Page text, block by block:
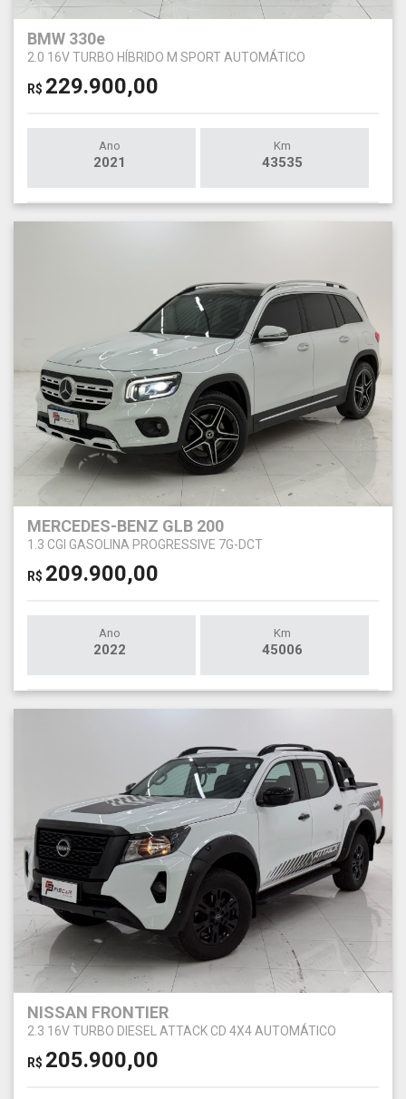
BMW 330e
2.0 16V TURBO HÍBRIDO M SPORT AUTOMÁTICO
R$ 229.900,00
Ano
2021
Km
43535
MERCEDES-BENZ GLB 200
1.3 CGI GASOLINA PROGRESSIVE 7G-DCT
R$ 209.900,00
Ano
2022
Km
45006
NISSAN FRONTIER
2.3 16V TURBO DIESEL ATTACK CD 4X4 AUTOMÁTICO
R$ 205.900,00